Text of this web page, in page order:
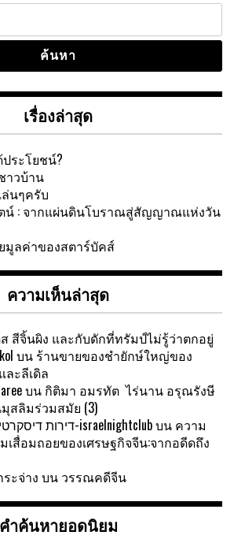
เรื่องล่าสุด
ระโยชน์?
าวบ้าน
ล่นๆครับ
ตน์ : จากแผ่นดินโบราณสู่สัญญาณแห่งวัน
มูลค่าของสตาร์บัคส์
ความเห็นล่าสุด
สีจิ้นผิง และกับดักที่ทรัมป์ไม่รู้ว่าตกอยู่
บน ร้านขายของชำยักษ์ใหญ่ของ
ละลีเดิล
บน กิติมา อมรทัต ไร่นาน อรุณรังษี
สลิมร่วมสมัย (3)
דירות דיסקרטיות בבאר שבע-israelnightclubบน ความ
เสื่อมถอยของเศรษฐกิจจีน:จากอดีดถึง
ะจ่าง บน วรรณคดีจีน
คำค้นหายอดนิยม